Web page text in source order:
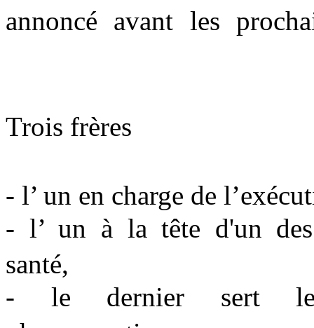
annoncé avant les
Trois frères
- l’ un en charge de
- l’ un à la tête d'un des
santé,
- le dernier sert les